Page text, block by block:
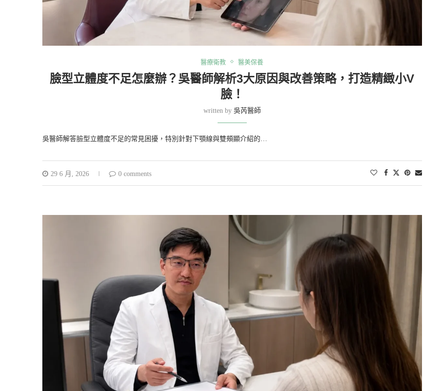
醫療衛教 醫美保養
臉型立體度不足怎麼辦？吳醫師解析3大原因與改善策略，打造精緻小V
臉！
written by 吳芮醫師
吳醫師解答臉型立體度不足的常見困擾，特別針對下顎線與雙頰顯介紹的…
29 6 月, 2026 0 comments